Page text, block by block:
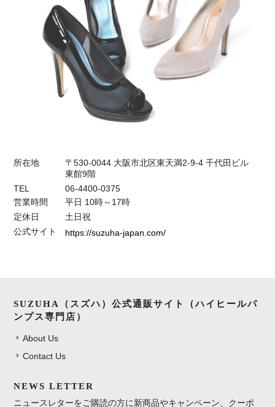
所在地
〒530-0044 大阪市北区東天満2-9-4 千代田ビル
東館9階
TEL
06-4400-0375
営業時間
平日 10時～17時
定休日
土日祝
公式サイト
https://suzuha-japan.com/
SUZUHA（スズハ）公式通販サイト（ハイヒールパ
ンプス専門店）
About Us
Contact Us
NEWS LETTER
ニュースレターをご購読の方に新商品やキャンペーン、クーポ